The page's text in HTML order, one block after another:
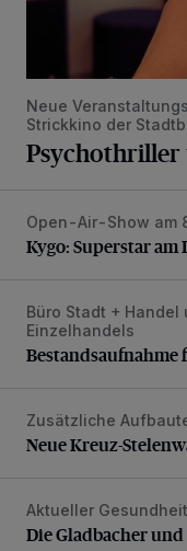
Neue
Strickkino der
Psychothriller
Kygo: Superstar
Open-Air-Show am
Kygo: Superstar am
Bestandsaufnahme
Büro Stadt +
Einzelhandels
Bestandsaufnahme
Neue Kreuz-
Zusätzliche
Neue Kreuz-
Die Gladbacher und
Aktueller
Die Gladbacher